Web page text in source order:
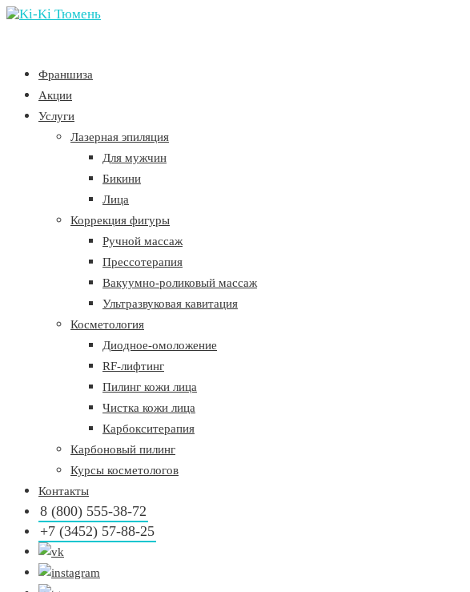
Франшиза
Акции
Услуги
Лазерная эпиляция
Для мужчин
Бикини
Лица
Коррекция фигуры
Ручной массаж
Прессотерапия
Вакуумно-роликовый массаж
Ультразвуковая кавитация
Косметология
Диодное-омоложение
RF-лифтинг
Пилинг кожи лица
Чистка кожи лица
Карбокситерапия
Карбоновый пилинг
Курсы косметологов
Контакты
8 (800) 555-38-72
+7 (3452) 57-88-25